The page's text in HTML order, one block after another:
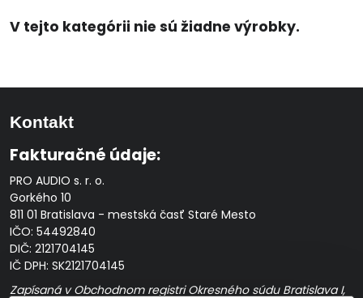
Kontakt
Fakturačné údaje:
PRO AUDIO s. r. o.
Gorkého 10
811 01 Bratislava - mestská časť Staré Mesto
IČO: 54492840
DIČ: 2121704145
IČ DPH: SK2121704145
Zapísaná v Obchodnom registri Okresného súdu Bratislava I,